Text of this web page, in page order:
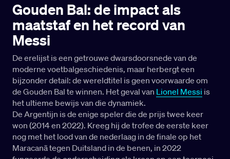
Gouden Bal: de impact als
maatstaf en het record van
Messi
De erelijst is een getrouwe dwarsdoorsnede van de
moderne voetbalgeschiedenis, maar herbergt een
bijzonder detail: de wereldtitel is geen voorwaarde om
de Gouden Bal te winnen. Het geval van Lionel Messi is
het ultieme bewijs van die dynamiek.
De Argentijn is de enige speler die de prijs twee keer
won (2014 en 2022). Kreeg hij de trofee de eerste keer
nog met het lood van de nederlaag in de finale op het
Maracanã tegen Duitsland in de benen, in 2022